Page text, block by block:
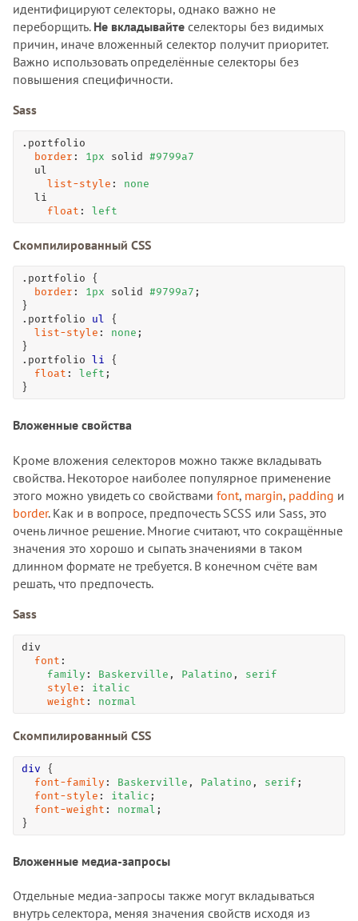
идентифицируют селекторы, однако важно не
переборщить. Не вкладывайте селекторы без видимых
причин, иначе вложенный селектор получит приоритет.
Важно использовать определённые селекторы без
повышения специфичности.
Sass
.portfolio
border : 1px solid #9799a7
  ul
list-style : none
  li
float : left
Скомпилированный CSS
.portfolio {
border : 1px solid #9799a7 ;
.portfolio
ul {
list-style : none ;
.portfolio li {
float : left ;
}
Вложенные свойства
Кроме вложения селекторов можно также вкладывать
свойства. Некоторое наиболее популярное применение
этого можно увидеть со свойствами font, margin, padding и
border. Как и в вопросе, предпочесть SCSS или Sass, это
очень личное решение. Многие считают, что сокращённые
значения это хорошо и сыпать значениями в таком
длинном формате не требуется. В конечном счёте вам
решать, что предпочесть.
Sass
div
font :
family : Baskerville , Palatino , serif
style : italic
weight : normal
Скомпилированный CSS
div {
font-family : Baskerville , Palatino , serif ;
font-style : italic ;
font-weight : normal ;
}
Вложенные медиа-запросы
Отдельные медиа-запросы также могут вкладываться
внутрь селектора, меняя значения свойств исходя из